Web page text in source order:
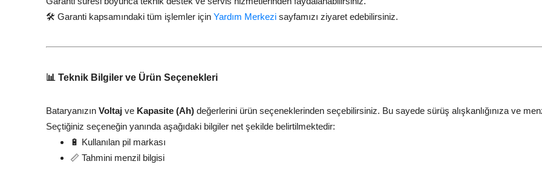
🛠️ Garanti kapsamındaki tüm işlemler için Yardım Merkezi sayfamızı ziyaret edebilirsiniz.
📊 Teknik Bilgiler ve Ürün Seçenekleri
Bataryanızın Voltaj ve Kapasite (Ah) değerlerini ürün seçeneklerinden seçebilirsiniz. Bu sayede sürüş alışkanlığınıza ve
Seçtiğiniz seçeneğin yanında aşağıdaki bilgiler net şekilde belirtilmektedir:
🔋 Kullanılan pil markası
📏 Tahmini menzil bilgisi